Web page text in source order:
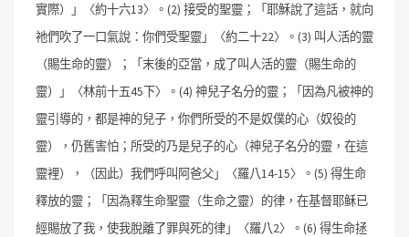
實際）」〈約十六13〉。 (2) 接受的聖靈；「耶穌說了這話，就向
祂們吹了一口氣說：你們受聖靈」〈約二十22〉。 (3) 叫人活的靈
（賜生命的靈）；「末後的亞當，成了叫人活的靈（賜生命的
靈）」〈林前十五45下〉。 (4) 神兒子名分的靈；「因為凡被神的
靈引導的，都是神的兒子，你們所受的不是奴僕的心（奴役的
靈），仍舊害怕；所受的乃是兒子的心（神兒子名分的靈，在這
靈裡），（因此）我們呼叫阿爸父」〈羅八14-15〉。 (5) 得生命
釋放的靈；「因為釋生命聖靈（生命之靈）的律，在基督耶稣已
經賜放了我，使我脫離了罪與死的律」〈羅八2〉。 (6) 得生命拯